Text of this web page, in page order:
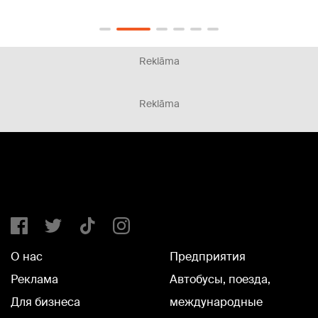
Reklāma
Reklāma
О нас
Реклама
Для бизнеса
Предприятия
Автобусы, поезда,
международные